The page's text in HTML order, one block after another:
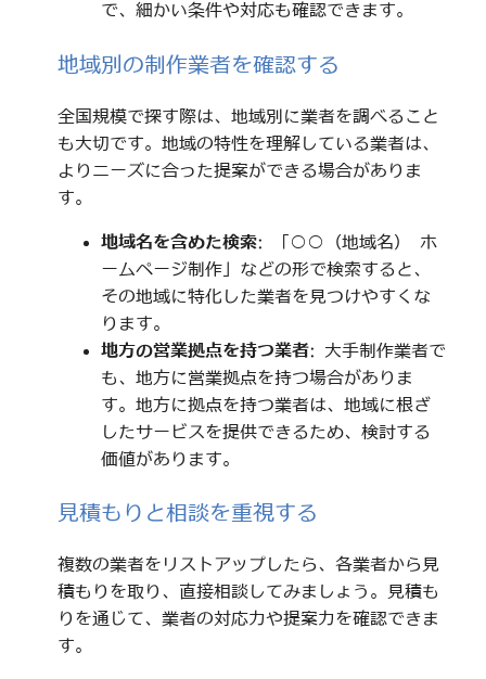
で、細かい条件や対応も確認できます。
地域別の制作業者を確認する
全国規模で探す際は、地域別に業者を調べること
も大切です。地域の特性を理解している業者は、
よりニーズに合った提案ができる場合がありま
す。
地域名を含めた検索: 「○○（地域名） ホ
ームページ制作」などの形で検索すると、
その地域に特化した業者を見つけやすくな
ります。
地方の営業拠点を持つ業者: 大手制作業者で
も、地方に営業拠点を持つ場合がありま
す。地方に拠点を持つ業者は、地域に根ざ
したサービスを提供できるため、検討する
価値があります。
見積もりと相談を重視する
複数の業者をリストアップしたら、各業者から見
積もりを取り、直接相談してみましょう。見積も
りを通じて、業者の対応力や提案力を確認できま
す。